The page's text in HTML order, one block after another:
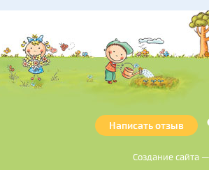
Написать отзыв
Создание сайта —